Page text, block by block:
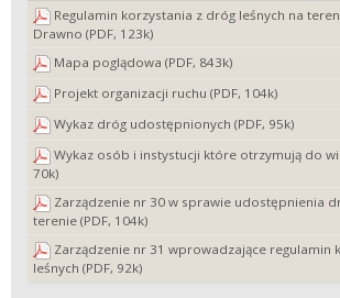
Regulamin korzystania z dróg leśnych na
Drawno (PDF, 123k)
Mapa poglądowa (PDF, 843k)
Projekt organizacji ruchu (PDF, 104k)
Wykaz dróg udostępnionych (PDF, 95k)
Wykaz osób i instystucji które otrzymują do
70k)
Zarządzenie nr 30 w sprawie udostępnienia
terenie (PDF, 104k)
Zarządzenie nr 31 wprowadzające regulamin
leśnych (PDF, 92k)